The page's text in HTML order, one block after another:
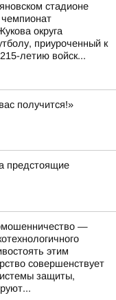
стадионе
округа
приуроченный к
летию войск...
получится!»
предстоящие
—
этим
совершенствует
защиты,